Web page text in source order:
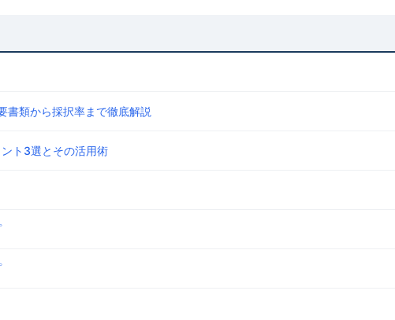
書類から採択率まで徹底解説
ト3選とその活用術